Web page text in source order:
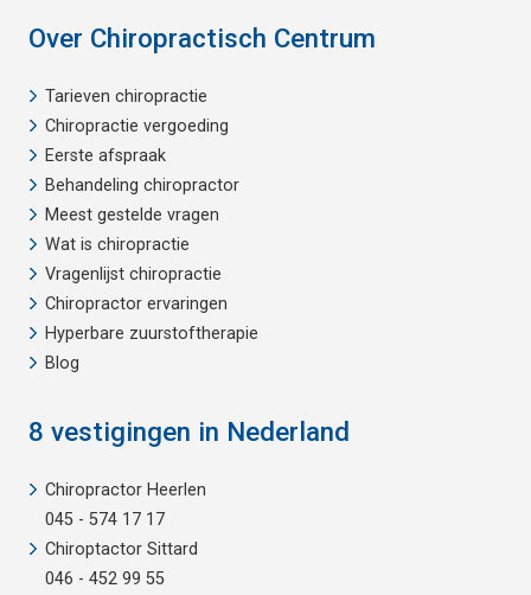
Over Chiropractisch Centrum
Tarieven chiropractie
Chiropractie vergoeding
Eerste afspraak
Behandeling chiropractor
Meest gestelde vragen
Wat is chiropractie
Vragenlijst chiropractie
Chiropractor ervaringen
Hyperbare zuurstoftherapie
Blog
8 vestigingen in Nederland
Chiropractor Heerlen
045 - 574 17 17
Chiroptactor Sittard
046 - 452 99 55